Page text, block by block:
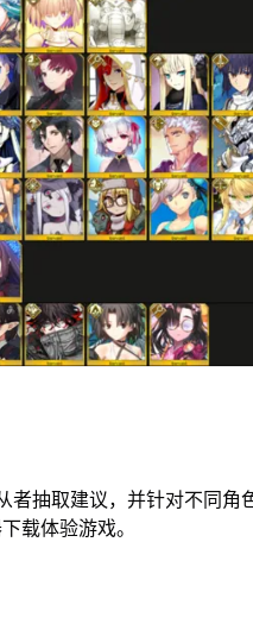
抽取建议，并针对不同角
载体验游戏。